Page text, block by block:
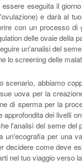
eseguita il
e darà al
con un processo
delle ovaie della
un'analisi del
lo screening delle
scenario, abbiamo
uova per la
di sperma per la
approfondita dei livelli
l'analisi del seme
un'ecografia per una
decidere come deve
nel tuo viaggio verso